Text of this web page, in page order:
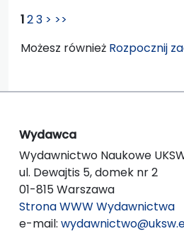
123 > >>
Możesz również Rozpocznij
Wydawca
Wydawnictwo Naukowe
ul. Dewajtis 5, domek nr 2
01-815 Warszawa
Strona WWW Wydawnictwa
e-mail: